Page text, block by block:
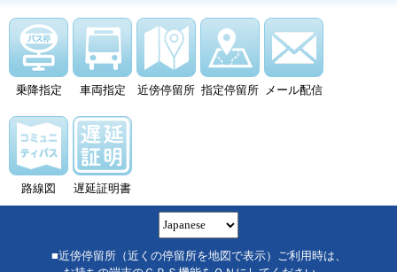
乗降指定 車両指定 近傍停留所 指定停留所 メール配信
路線図 遅延証明書
■近傍停留所（近くの停留所を地図で表示）ご利用時は、